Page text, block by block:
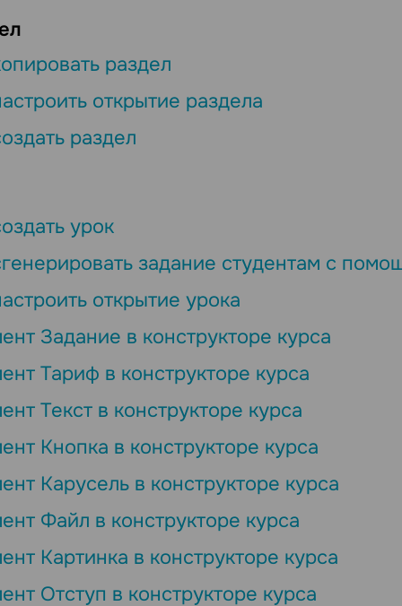
раздел
открытие раздела
раздел
урок
задание студентам с
открытие урока
Задание в конструкторе курса
Тариф в конструкторе курса
Текст в конструкторе курса
Кнопка в конструкторе курса
Карусель в конструкторе курса
Файл в конструкторе курса
Картинка в конструкторе курса
Отступ в конструкторе курса